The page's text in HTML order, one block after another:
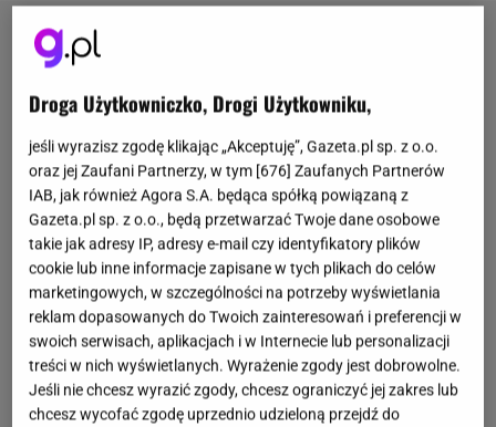
Droga Użytkowniczko, Drogi Użytkowniku,
jeśli wyrazisz zgodę klikając „Akceptuję”, Gazeta.pl sp. z o.o.
oraz jej Zaufani Partnerzy, w tym [676] Zaufanych Partnerów
IAB, jak również Agora S.A. będąca spółką powiązaną z
Gazeta.pl sp. z o.o., będą przetwarzać Twoje dane osobowe
takie jak adresy IP, adresy e-mail czy identyfikatory plików
cookie lub inne informacje zapisane w tych plikach do celów
marketingowych, w szczególności na potrzeby wyświetlania
reklam dopasowanych do Twoich zainteresowań i preferencji w
swoich serwisach, aplikacjach i w Internecie lub personalizacji
treści w nich wyświetlanych. Wyrażenie zgody jest dobrowolne.
Jeśli nie chcesz wyrazić zgody, chcesz ograniczyć jej zakres lub
chcesz wycofać zgodę uprzednio udzieloną przejdź do